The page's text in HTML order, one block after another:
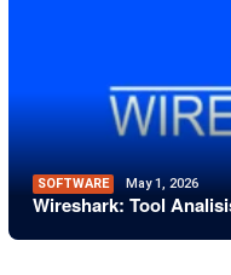
SOFTWARE May 1, 2026
Wireshark: Tool